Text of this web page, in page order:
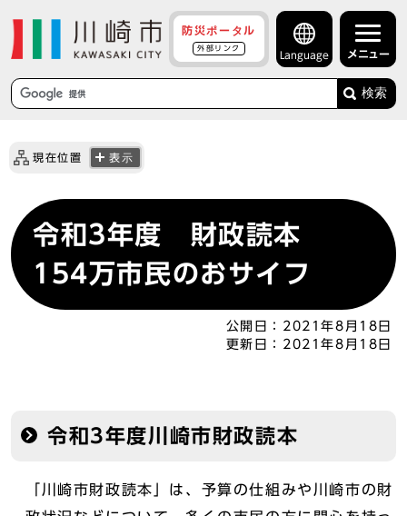
防災ポータル
外部リンク
Language メニュー
検索
現在位置 表示
令和3年度 財政読本
154万市民のおサイフ
公開日： 2021年8月18日
更新日： 2021年8月18日
令和3年度川崎市財政読本
「川崎市財政読本」は、予算の仕組みや川崎市の財